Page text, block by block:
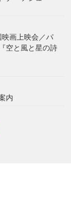
映画上映会／パ
空と風と星の詩
内